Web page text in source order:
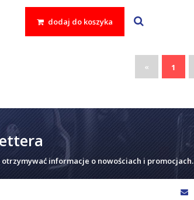
dodaj do koszyka
« 1
informacje o nowościach i promocjach.